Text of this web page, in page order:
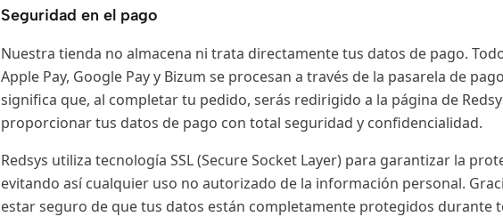
Seguridad en el pago
Nuestra tienda no almacena ni trata directamente tus datos de pago.
Apple Pay, Google Pay y Bizum se procesan a través de la pasarela de
significa que, al completar tu pedido, serás redirigido a la página de
proporcionar tus datos de pago con total seguridad y confidencialidad.
Redsys utiliza tecnología SSL (Secure Socket Layer) para garantizar la
evitando así cualquier uso no autorizado de la información personal.
estar seguro de que tus datos están completamente protegidos durante